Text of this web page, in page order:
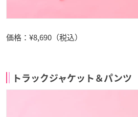
価格：¥8,690（税込）
トラックジャケット＆パンツ